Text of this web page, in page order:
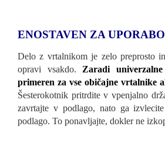
ENOSTAVEN ZA UPORABO
Delo z vrtalnikom je zelo preprosto
opravi vsakdo. Zaradi
primeren za vse običajne vrtalnike
Šesterokotnik pritrdite v vpenjalno
zavrtajte v podlago, nato ga
podlago. To ponavljajte, dokler ne